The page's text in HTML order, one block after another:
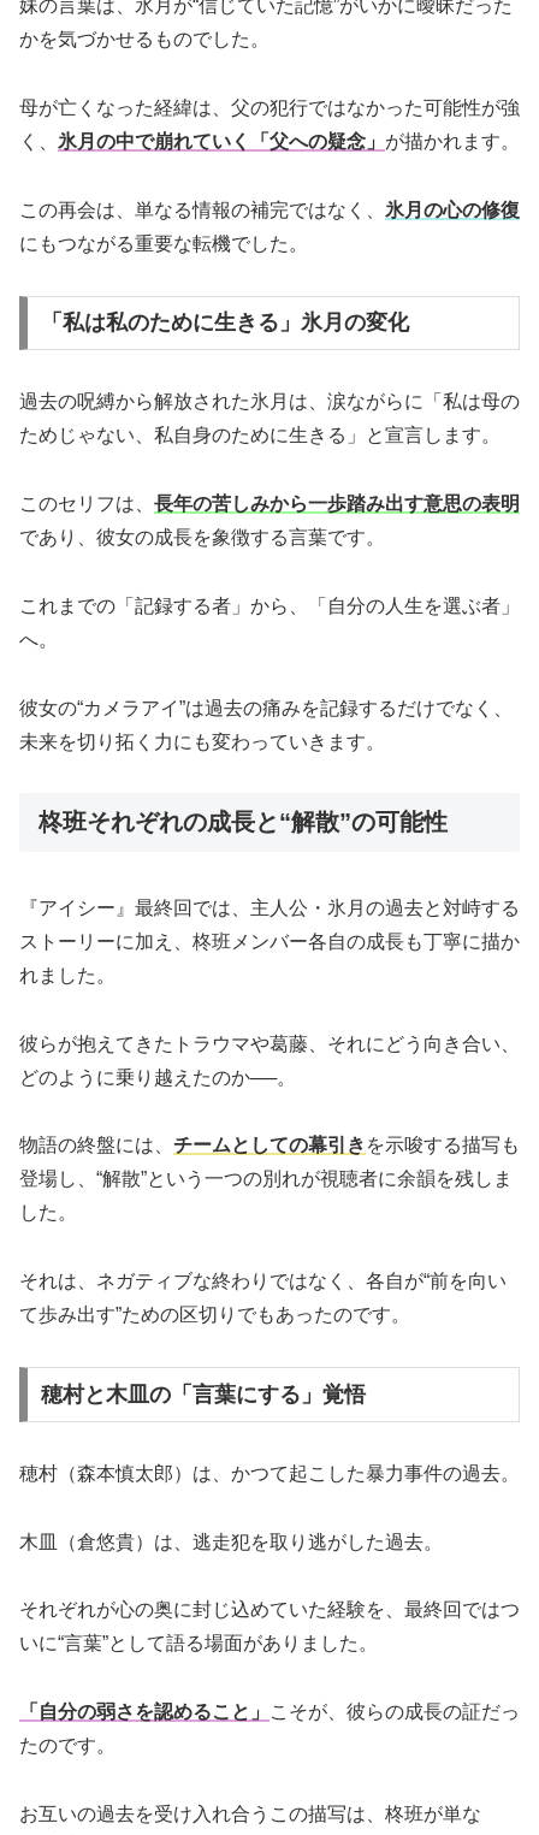
妹の言葉は、氷月が“信じていた記憶”がいかに曖昧だった
かを気づかせるものでした。
母が亡くなった経緯は、父の犯行ではなかった可能性が強
く、 氷月の中で崩れていく「父への疑念」 が描かれます。
この再会は、単なる情報の補完ではなく、 氷月の心の修復
にもつながる重要な転機でした。
「私は私のために生きる」氷月の変化
過去の呪縛から解放された氷月は、涙ながらに「私は母の
ためじゃない、私自身のために生きる」と宣言します。
このセリフは、 長年の苦しみから一歩踏み出す意思の表明
であり、彼女の成長を象徴する言葉です。
これまでの「記録する者」から、「自分の人生を選ぶ者」
へ。
彼女の“カメラアイ”は過去の痛みを記録するだけでなく、
未来を切り拓く力にも変わっていきます。
柊班それぞれの成長と“解散”の可能性
『アイシー』最終回では、主人公・氷月の過去と対峙する
ストーリーに加え、柊班メンバー各自の成長も丁寧に描か
れました。
彼らが抱えてきたトラウマや葛藤、それにどう向き合い、
どのように乗り越えたのか──。
物語の終盤には、 チームとしての幕引き を示唆する描写も
登場し、“解散”という一つの別れが視聴者に余韻を残しま
した。
それは、ネガティブな終わりではなく、各自が“前を向い
て歩み出す”ための区切りでもあったのです。
穂村と木皿の「言葉にする」覚悟
穂村（森本慎太郎）は、かつて起こした暴力事件の過去。
木皿（倉悠貴）は、逃走犯を取り逃がした過去。
それぞれが心の奥に封じ込めていた経験を、最終回ではつ
いに“言葉”として語る場面がありました。
「自分の弱さを認めること」
こそが、彼らの成長の証だっ
たのです。
お互いの過去を受け入れ合うこの描写は、柊班が単な